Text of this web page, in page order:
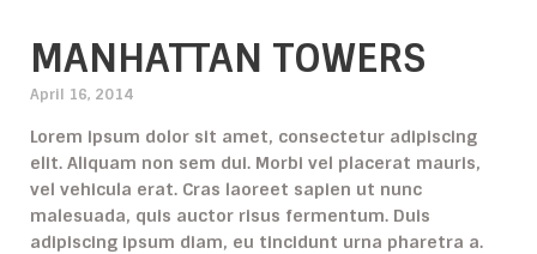
MANHATTAN TOWERS
April 16, 2014
Lorem ipsum dolor sit amet, consectetur adipiscing
elit. Aliquam non sem dui. Morbi vel placerat mauris,
vel vehicula erat. Cras laoreet sapien ut nunc
malesuada, quis auctor risus fermentum. Duis
adipiscing ipsum diam, eu tincidunt urna pharetra a.